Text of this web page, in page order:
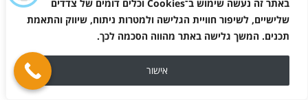
באתר זה נעשה שימוש ב־Cookies וכלים דומים של צדדים
שלישיים, לשיפור חוויית הגלישה ולמטרות ניתוח, שיווק והתאמת
תכנים. המשך גלישה באתר מהווה הסכמה לכך.
אישור